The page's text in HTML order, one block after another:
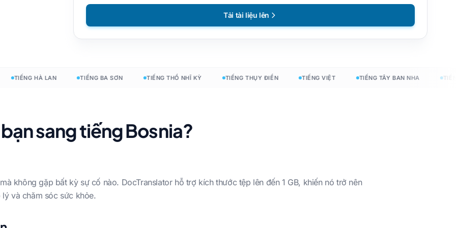
EPUB sang PDF
Tiếng Ukraina
Người Ireland
Phần Lan
Người Hungary
Tất cả 120+ ngôn ngữ →
Bắt đầu miễn phí
Tải tài liệu lên
TIẾNG HÀ LAN TIẾNG BA SƠN TIẾNG THỔ NHĨ KỲ TIẾNG THỤY ĐIỂN TIẾNG VIỆT TIẾNG TÂY BAN NHA TIẾNG
sang tiếng Bosnia?
không gặp bất kỳ sự cố nào. DocTranslator hỗ trợ kích thước tệp lên đến 1 GB, khiến nó trở nên
và chăm sóc sức khỏe.